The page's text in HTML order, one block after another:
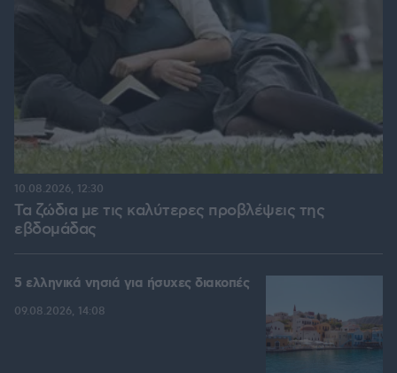
Τα ζώδια με τις καλύτερες προβλέψεις της
εβδομάδας
10.08.2026, 12:30
5 ελληνικά νησιά για ήσυχες διακοπές
09.08.2026, 14:08